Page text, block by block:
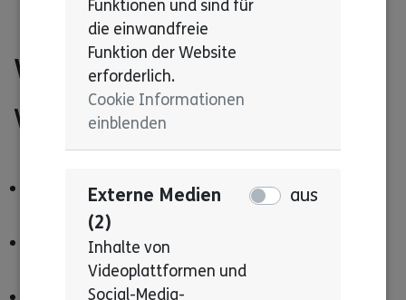
Was ist uns sehr
wichtig?
Alle machen mit.
Alle reden mit.
Funktionen und sind für
die einwandfreie
Funktion der Website
erforderlich.
Cookie Informationen
einblenden
Externe Medien
(2)
Inhalte von
Videoplattformen und
Social-Media-
aus